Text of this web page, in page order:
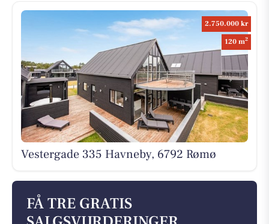
2.750.000 kr
120 m2
Vestergade 335 Havneby, 6792 Rømø
FÅ TRE GRATIS